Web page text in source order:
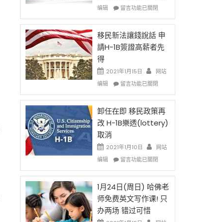
中
编辑
在
H-
1B
簽
證
資
比
設
限
後
現
開
始
對
OPT
開
刀〉
中
留言功能已關閉
移民新法讓錢說話 申
請H-1B簽證高薪者先
得
2021年1月15日
网站
编辑
在
民
新
法
讓
說
話
請
H-
1B
簽
證
留言功能已關閉
卸任在即 移民政策再
改 H-1B樂透(lottery)
取消
2021年1月10日
网站
编辑
在
任
在
即
移
民
留言功能已關閉
1月24日(周日) 哈佛老
师免费英文写作课! 只
办两场 错过可惜